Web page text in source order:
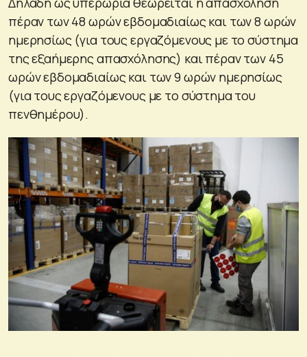
πέραν των 48 ωρών εβδομαδιαίως και των 8 ωρών
ημερησίως (για τους εργαζόμενους με το σύστημα
της εξαήμερης απασχόλησης) και πέραν των 45
ωρών εβδομαδιαίως και των 9 ωρών ημερησίως
(για τους εργαζόμενους με το σύστημα του
πενθημέρου).